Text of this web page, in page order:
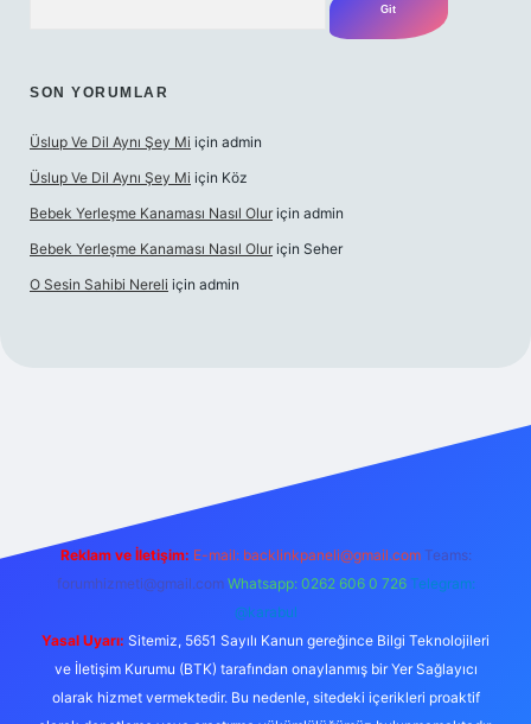
SON YORUMLAR
Üslup Ve Dil Aynı Şey Mi için admin
Üslup Ve Dil Aynı Şey Mi için Köz
Bebek Yerleşme Kanaması Nasıl Olur için admin
Bebek Yerleşme Kanaması Nasıl Olur için Seher
O Sesin Sahibi Nereli için admin
Reklam ve İletişim: E-mail: backlinkpaneli@gmail.com Teams:
forumhizmeti@gmail.com Whatsapp: 0262 606 0 726 Telegram:
@karabul
Yasal Uyarı: Sitemiz, 5651 Sayılı Kanun gereğince Bilgi Teknolojileri
ve İletişim Kurumu (BTK) tarafından onaylanmış bir Yer Sağlayıcı
olarak hizmet vermektedir. Bu nedenle, sitedeki içerikleri proaktif